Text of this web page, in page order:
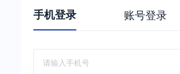
手机登录 账号登录